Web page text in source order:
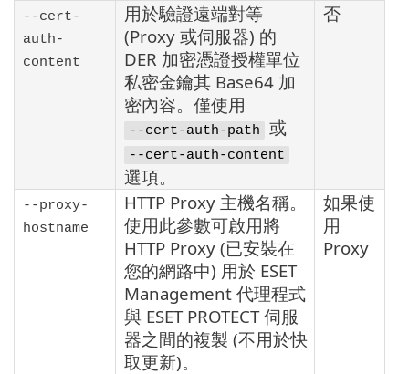
--cert-
auth-
content
用於驗證遠端對等
(Proxy 或伺服器) 的
DER 加密憑證授權單位
私密金鑰其 Base64 加
密內容。僅使用
--cert-auth-path 或
--cert-auth-content
選項。
否
--proxy-
hostname
HTTP Proxy 主機名稱。
使用此參數可啟用將
HTTP Proxy (已安裝在
您的網路中) 用於 ESET
Management 代理程式
與 ESET PROTECT 伺服
器之間的複製 (不用於快
取更新)。
如果使
用
Proxy